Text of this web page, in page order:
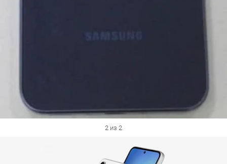
2 из 2